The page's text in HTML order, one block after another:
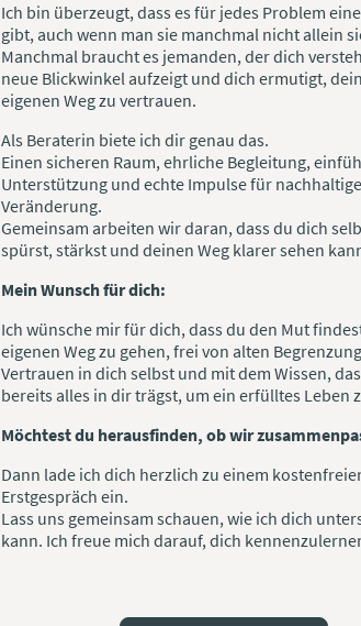
Ich bin überzeugt, dass es für jedes Problem
gibt, auch wenn man sie manchmal nicht allein
Manchmal braucht es jemanden, der dich
neue Blickwinkel aufzeigt und dich ermutigt,
eigenen Weg zu vertrauen.
Als Beraterin biete ich dir genau das.
Einen sicheren Raum, ehrliche Begleitung,
Unterstützung und echte Impulse für nachhaltige
Veränderung.
Gemeinsam arbeiten wir daran, dass du dich
spürst, stärkst und deinen Weg klarer sehen
Mein Wunsch für dich:
Ich wünsche mir für dich, dass du den Mut
eigenen Weg zu gehen, frei von alten
Vertrauen in dich selbst und mit dem Wissen,
bereits alles in dir trägst, um ein erfülltes Leben
Möchtest du herausfinden, ob wir
Dann lade ich dich herzlich zu einem
Erstgespräch ein.
Lass uns gemeinsam schauen, wie ich dich
kann. Ich freue mich darauf, dich